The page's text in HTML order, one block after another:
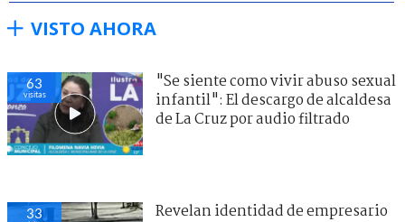
VISTO AHORA
63
visitas
"Se siente como vivir abuso sexual
infantil": El descargo de alcaldesa
de La Cruz por audio filtrado
33
Revelan identidad de empresario